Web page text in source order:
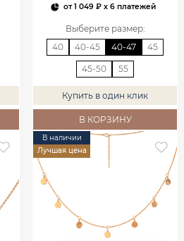
от1 049 ₽x 6 платежей
Выберите размер:
40
40-45 40-47 45
45-50 55
Купить в один клик
В КОРЗИНУ
В наличии
Лучшая цена